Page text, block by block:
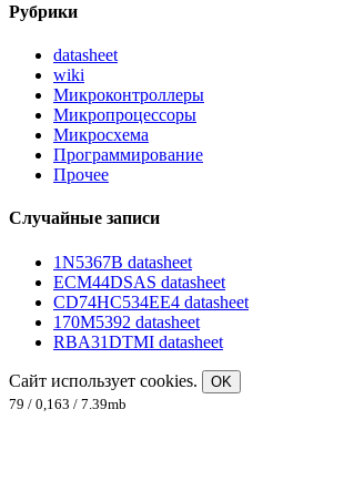
Рубрики
datasheet
wiki
Микроконтроллеры
Микропроцессоры
Микросхема
Программирование
Прочее
Случайные записи
1N5367B datasheet
ECM44DSAS datasheet
CD74HC534EE4 datasheet
170M5392 datasheet
RBA31DTMI datasheet
Сайт использует cookies.
OK
79 / 0,163 / 7.39mb